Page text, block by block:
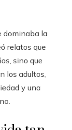
dominaba la
relatos que
sino que
los adultos,
y una